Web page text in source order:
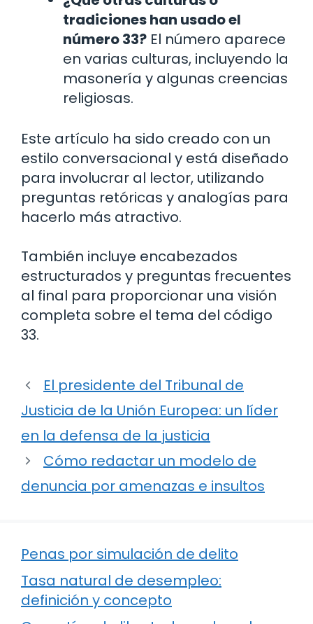
tradiciones han usado el
número 33? El número aparece
en varias culturas, incluyendo la
masonería y algunas creencias
religiosas.
Este artículo ha sido creado con un
estilo conversacional y está diseñado
para involucrar al lector, utilizando
preguntas retóricas y analogías para
hacerlo más atractivo.
También incluye encabezados
estructurados y preguntas frecuentes
al final para proporcionar una visión
completa sobre el tema del código
33.
El presidente del Tribunal de
Justicia de la Unión Europea: un líder
en la defensa de la justicia
Cómo redactar un modelo de
denuncia por amenazas e insultos
Penas por simulación de delito
Tasa natural de desempleo:
definición y concepto